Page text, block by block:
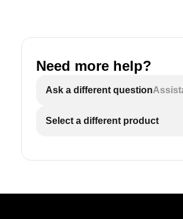
Need more help?
Ask a different question
Select a different product